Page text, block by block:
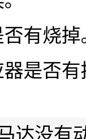
有烧掉
是否有
达没有